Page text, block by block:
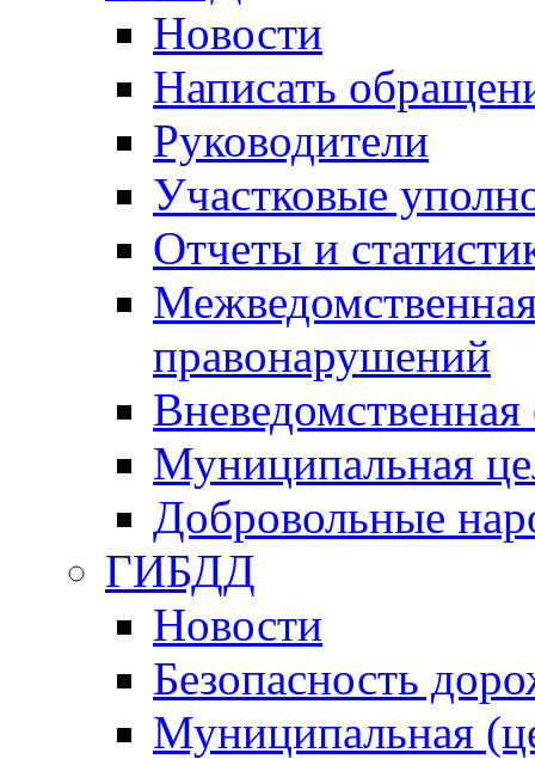
Новости
Написать
Руководители
Участковые
Отчеты и
правонарушений
Вневедомственная
Муниципальная
Добровольные
ГИБДД
Новости
Безопасность
Муниципальная